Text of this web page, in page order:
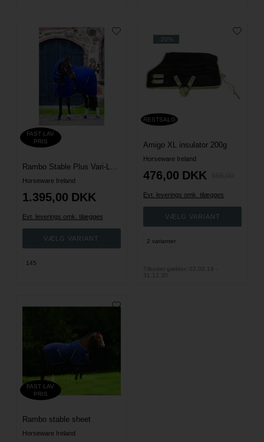
FAST LAV
PRIS
Rambo Stable Plus Vari-Layer 450g.
Horseware Ireland
1.395,00 DKK
Evt. leverings omk. tilægges
145
-20%
RESTSALG
Amigo XL insulator 200g
Horseware Ireland
476,00 DKK
Evt. leverings omk. tilægges
2 varianter
Tilbudet gælder: 02.02.19 -
31.12.30
FAST LAV
PRIS
Rambo stable sheet
Horseware Ireland